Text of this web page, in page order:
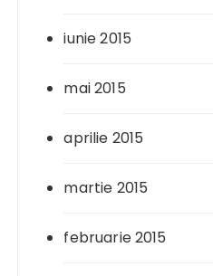
iunie 2015
mai 2015
aprilie 2015
martie 2015
februarie 2015